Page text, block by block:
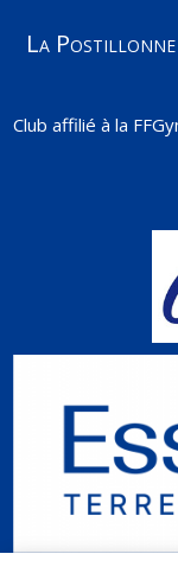
La Postillonne
Club affilié à la